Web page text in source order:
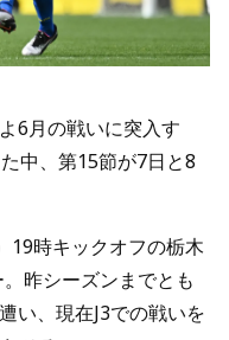
6月の戦いに突入す
中、第15節が7日と8
19時キックオフの栃木
昨シーズンまでとも
い、現在J3での戦いを